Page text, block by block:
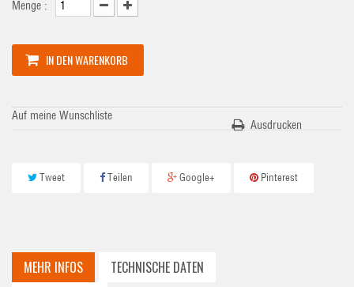
Menge :
IN DEN WARENKORB
Auf meine Wunschliste
Ausdrucken
Tweet Teilen Google+ Pinterest
MEHR INFOS
TECHNISCHE DATEN